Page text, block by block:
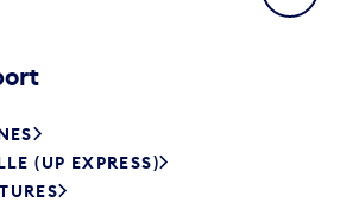
(UP EXPRESS)